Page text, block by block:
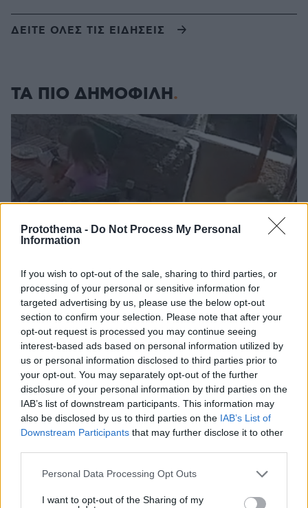
Protothema - Do Not Process My Personal
Information
If you wish to opt-out of the sale, sharing to third parties, or
processing of your personal or sensitive information for
targeted advertising by us, please use the below opt-out
section to confirm your selection. Please note that after your
opt-out request is processed you may continue seeing
interest-based ads based on personal information utilized by
us or personal information disclosed to third parties prior to
your opt-out. You may separately opt-out of the further
disclosure of your personal information by third parties on the
IAB’s list of downstream participants. This information may
also be disclosed by us to third parties on the IAB’s List of
Downstream Participants that may further disclose it to other
Please note that this website/app uses one or more Google
not limited to your visit or usage behaviour. You may click to
Personal Data Processing Opt Outs
I want to opt-out of the Sharing of my
ΔΕΙΤΕ ΟΛΕΣ ΤΙΣ ΕΙΔΗΣΕΙΣ
ΤΑ ΠΙΟ ΔΗΜΟΦΙΛΗ
«Πόσα θέλεις για το κορίτσι;»: Τουρίστας στην
καταγγέλλει ο ιδιοκτήτης επιχείρησης
07.08.2026, 18:22